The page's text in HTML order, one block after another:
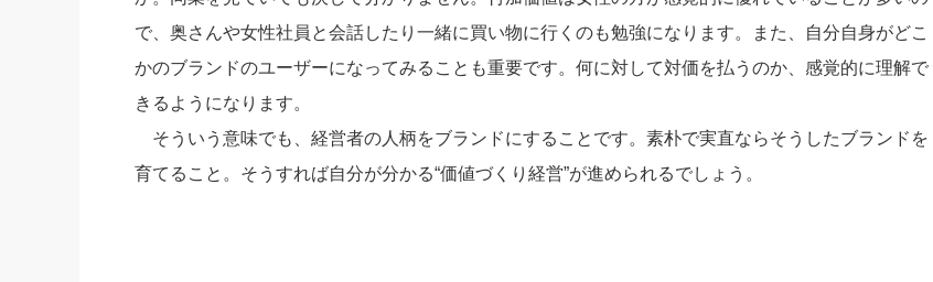
で、奥さんや女性社員と会話したり一緒に買い物に行くのも勉強になります。また、自分自身がどこ
かのブランドのユーザーになってみることも重要です。何に対して対価を払うのか、感覚的に理解で
きるようになります。
そういう意味でも、経営者の人柄をブランドにすることです。素朴で実直ならそうしたブランドを
育てること。そうすれば自分が分かる“価値づくり経営”が進められるでしょう。